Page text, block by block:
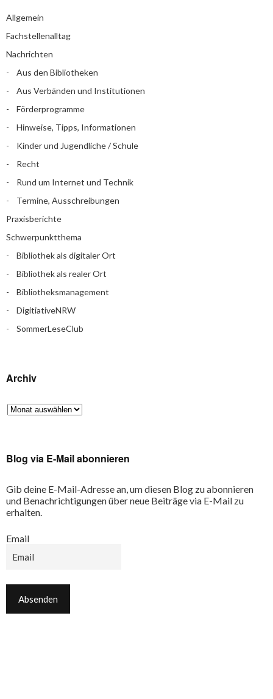
Allgemein
Fachstellenalltag
Nachrichten
Aus den Bibliotheken
Aus Verbänden und Institutionen
Förderprogramme
Hinweise, Tipps, Informationen
Kinder und Jugendliche / Schule
Recht
Rund um Internet und Technik
Termine, Ausschreibungen
Praxisberichte
Schwerpunktthema
Bibliothek als digitaler Ort
Bibliothek als realer Ort
Bibliotheksmanagement
DigitiativeNRW
SommerLeseClub
Archiv
Blog via E-Mail abonnieren
Gib deine E-Mail-Adresse an, um diesen Blog zu abonnieren
und Benachrichtigungen über neue Beiträge via E-Mail zu
erhalten.
Email